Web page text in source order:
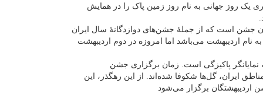
یک روز جهانی به نام روز زمین پاک را در همایش
جشن است که از جملهٔ جشن‌های دوازدگانهٔ سال ایران
اردیبهشت می‌باشد اما امروزه در دوم اردیبهشت
نمایانگر پاکیزگی است. زمان برگزاری جشن
ایران، گل‌ها شکوفا شده‌اند. از این رهگذر، این
اردیبهشتگان برگزار می‌شود